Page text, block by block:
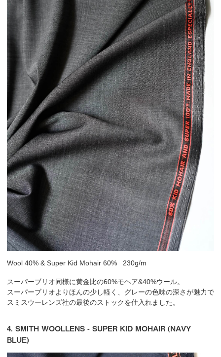
Wool 40% & Super Kid Mohair 60% 230g/m
スーパーブリオ同様に黄金比の60%モヘア&40%ウール。
スーパーブリオよりほんの少し軽く、グレーの色味の深さが魅力で
スミスウーレンズ社の最後のストックを仕入れました。
4. SMITH WOOLLENS - SUPER KID MOHAIR (NAVY
BLUE)